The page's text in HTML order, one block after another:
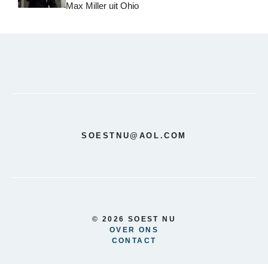
Max Miller uit Ohio
SOESTNU@AOL.COM
© 2026 SOEST NU
OVER ONS
CONTACT